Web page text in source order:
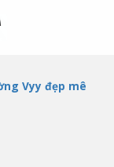
Vyy đẹp mê